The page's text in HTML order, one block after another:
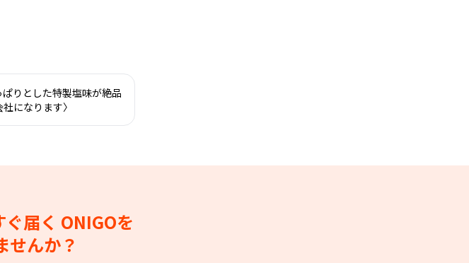
りとした特製塩味が絶品
になります〉
届く ONIGOを
せんか？